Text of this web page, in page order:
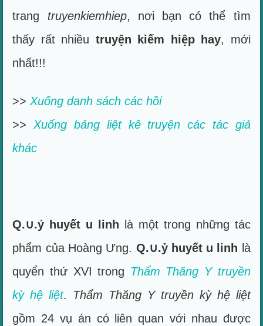
trang truyenkiemhiep, nơi bạn có thể tìm
thấy rất nhiều truyện kiếm hiệp hay, mới
nhất!!!
>>Xuống danh sách các hồi
>>Xuống bảng liệt kê truyện các tác giả
khác
Q.∪.ỷ huyết u linh là một trong những tác
phẩm của Hoàng Ưng. Q.∪.ỷ huyết u linh là
quyển thứ XVI trong Thẩm Thăng Y truyền
kỳ hệ liệt. Thẩm Thăng Y truyền kỳ hệ liệt
gồm 24 vụ án có liên quan với nhau được